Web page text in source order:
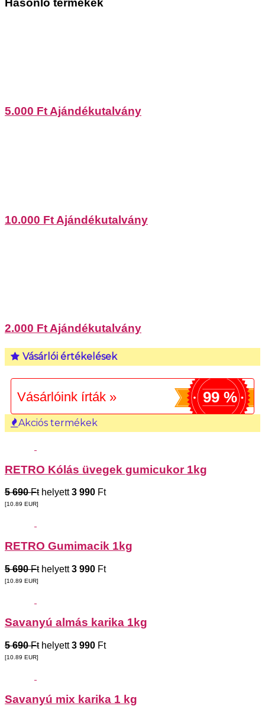
Hasonló termékek
5.000 Ft Ajándékutalvány
10.000 Ft Ajándékutalvány
2.000 Ft Ajándékutalvány
Vásárlói értékelések
Vásárlóink írták » 99 %
Akciós termékek
RETRO Kólás üvegek gumicukor 1kg
5 690 Fthelyett3 990 Ft
[10.89 EUR]
RETRO Gumimacik 1kg
5 690 Fthelyett3 990 Ft
[10.89 EUR]
Savanyú almás karika 1kg
5 690 Fthelyett3 990 Ft
[10.89 EUR]
Savanyú mix karika 1 kg